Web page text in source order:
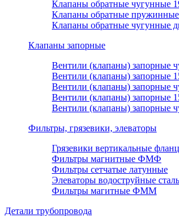
Клапаны обратные чугунные
Клапаны обратные
Клапаны обратные чугунные
Клапаны запорные
Вентили (клапаны) запорные
Вентили (клапаны) запорные
Вентили (клапаны) запорные
Вентили (клапаны) запорные
Вентили (клапаны) запорные
Фильтры, грязевики, элеваторы
Грязевики вертикальные
Фильтры магнитные ФМФ
Фильтры сетчатые латунные
Элеваторы водоструйные
Фильтры магитные ФММ
Детали трубопровода